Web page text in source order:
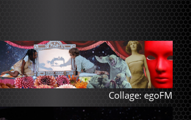
Collage: egoFM